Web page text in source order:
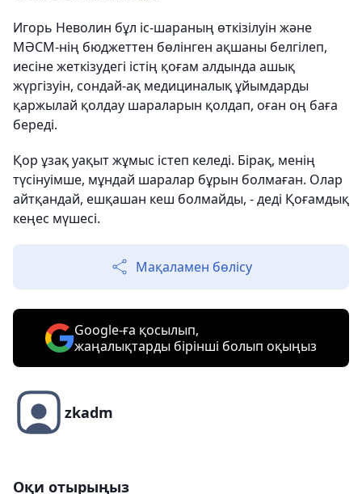
Игорь Неволин бұл іс-шараның өткізілуін және
МӘСМ-нің бюджеттен бөлінген ақшаны белгілеп,
иесіне жеткізудегі істің қоғам алдында ашық
жүргізуін, сондай-ақ медициналық ұйымдарды
қаржылай қолдау шараларын қолдап, оған оң баға
береді.
Қор ұзақ уақыт жұмыс істеп келеді. Бірақ, менің
түсінуімше, мұндай шаралар бұрын болмаған. Олар
айтқандай, ешқашан кеш болмайды, - деді Қоғамдық
кеңес мүшесі.
Мақаламен бөлісу
Google-ға қосылып,
жаңалықтарды бірінші болып оқыңыз
zkadm
Оқи отырыңыз